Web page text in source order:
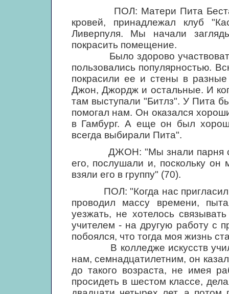
ПОЛ: Матери Пита Беста
кровей, принадлежал клуб
Ливерпуля. Мы начали
покрасить помещение.
Было здорово участвовать
пользовались популярностью.
покрасили ее и стены в
Джон, Джордж и остальные. И
там выступали "Битлз". У Пита
помогал нам. Он оказался
в Гамбург. А еще он был
всегда выбирали Пита".
ДЖОН: "Мы знали парня с
его, послушали и, поскольку
взяли его в группу" (70).
ПОЛ: "Когда нас пригласили
проводил массу времени,
уезжать, не хотелось
учителем - на другую работу с
побоялся, что тогда моя жизнь
В колледже искусств
нам, семнадцатилетним, он
до такого возраста, не имея
просидеть в шестом классе,